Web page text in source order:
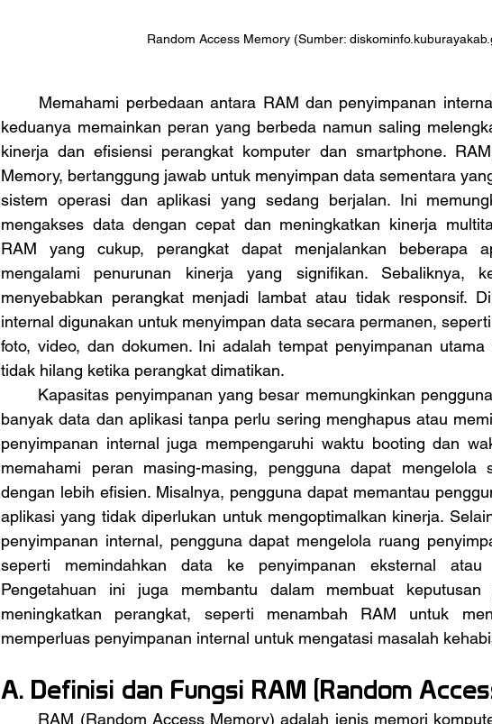
Random Access Memory (Sumber:
keduanya memainkan peran yang berbeda namun saling
kinerja dan efisiensi perangkat komputer dan smartphone.
Memory, bertanggung jawab untuk menyimpan data sementara
sistem operasi dan aplikasi yang sedang berjalan. Ini
mengakses data dengan cepat dan meningkatkan kinerja
RAM yang cukup, perangkat dapat menjalankan beberapa
mengalami penurunan kinerja yang signifikan. Sebaliknya,
menyebabkan perangkat menjadi lambat atau tidak responsif.
internal digunakan untuk menyimpan data secara permanen,
foto, video, dan dokumen. Ini adalah tempat penyimpanan
tidak hilang ketika perangkat dimatikan.
banyak data dan aplikasi tanpa perlu sering menghapus atau
penyimpanan internal juga mempengaruhi waktu booting dan
memahami peran masing-masing, pengguna dapat mengelola
dengan lebih efisien. Misalnya, pengguna dapat memantau
aplikasi yang tidak diperlukan untuk mengoptimalkan kinerja.
penyimpanan internal, pengguna dapat mengelola ruang
seperti memindahkan data ke penyimpanan eksternal
Pengetahuan ini juga membantu dalam membuat
meningkatkan perangkat, seperti menambah RAM untuk
memperluas penyimpanan internal untuk mengatasi masalah
A. Definisi dan Fungsi RAM (Random